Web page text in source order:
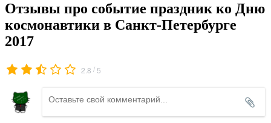
Отзывы про событие праздник ко Дню
космонавтики в Санкт-Петербурге
2017
2.8 / 5